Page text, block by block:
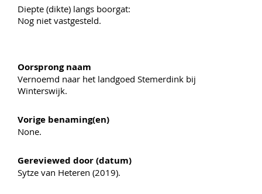
Diepte (dikte) langs boorgat:
Nog niet vastgesteld.
Oorsprong naam
Vernoemd naar het landgoed Stemerdink bij
Winterswijk.
Vorige benaming(en)
None.
Gereviewed door (datum)
Sytze van Heteren (2019).